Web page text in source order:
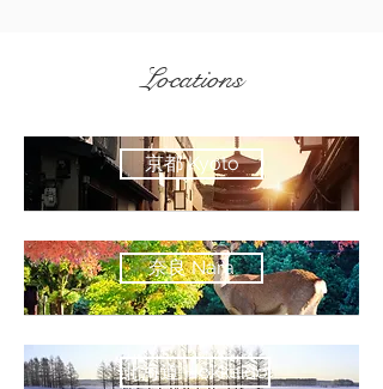
Locations
京都 Kyoto
奈良 Nara
北海道 Hokkaido